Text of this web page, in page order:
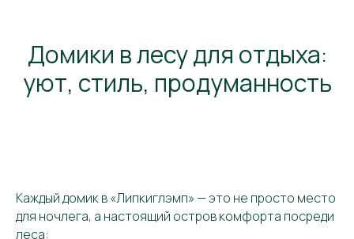
Домики в лесу для отдыха:
уют, стиль, продуманность
Каждый домик в «Липкиглэмп» — это не просто место
для ночлега, а настоящий остров комфорта посреди
леса: